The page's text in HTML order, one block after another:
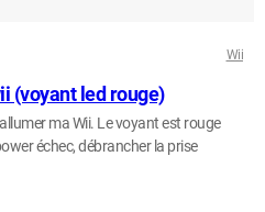
Wii
(voyant led rouge)
ma Wii. Le voyant est rouge
échec, débrancher la prise